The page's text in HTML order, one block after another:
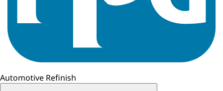
Automotive Refinish